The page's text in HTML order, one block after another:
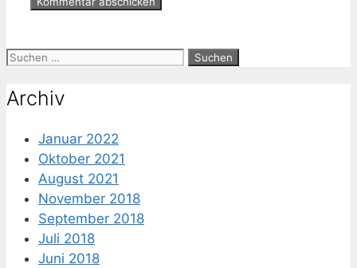
Suche
Archiv
Januar 2022
Oktober 2021
August 2021
November 2018
September 2018
Juli 2018
Juni 2018